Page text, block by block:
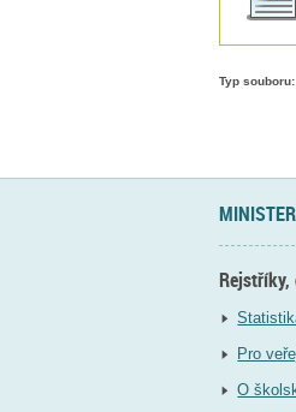
Typ souboru:
Rejstříky,
Pro
O